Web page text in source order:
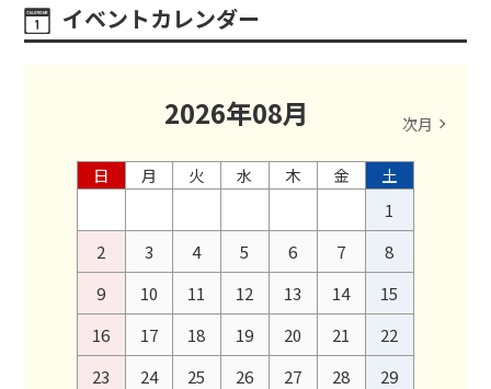
イベントカレンダー
2026年08月 次月
日 月 火 水 木 金
土
1
2
3 4 5 6 7
8
9
10 11 12 13 14
15
16
17 18 19 20 21
22
23
24 25 26 27 28
29